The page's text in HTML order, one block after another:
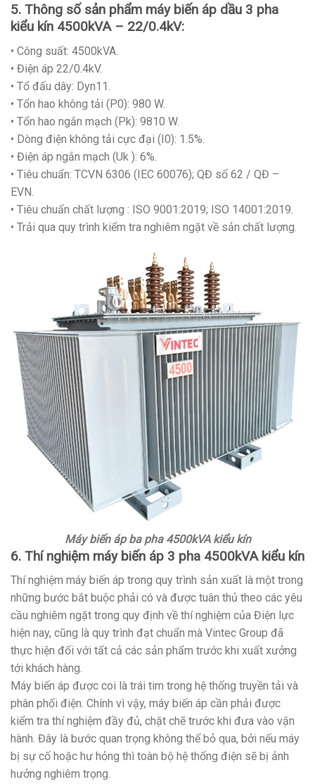
5. Thông số sản phẩm máy biến áp dầu 3 pha
kiểu kín 4500kVA – 22/0.4kV:
• Công suất: 4500kVA.
• Điện áp 22/0.4kV.
• Tổ đấu dây: Dyn11.
• Tổn hao không tải (P0): 980 W.
• Tổn hao ngắn mạch (Pk): 9810 W.
• Dòng điện không tải cực đại (I0): 1.5%.
• Điện áp ngắn mạch (Uk ): 6%.
• Tiêu chuẩn: TCVN 6306 (IEC 60076); QĐ số 62 / QĐ –
EVN.
• Tiêu chuẩn chất lượng : ISO 9001:2019; ISO 14001:2019.
• Trải qua quy trình kiểm tra nghiêm ngặt về sản chất lượng.
Máy biến áp ba pha 4500kVA kiểu kín
6. Thí nghiệm máy biến áp 3 pha 4500kVA kiểu kín
Thí nghiệm máy biến áp trong quy trình sản xuất là một trong
những bước bắt buộc phải có và được tuân thủ theo các yêu
cầu nghiêm ngặt trong quy định về thí nghiệm của Điện lực
hiện nay, cũng là quy trình đạt chuẩn mà Vintec Group đã
thực hiện đối với tất cả các sản phẩm trước khi xuất xưởng
tới khách hàng.
Máy biến áp được coi là trái tim trong hệ thống truyền tải và
phân phối điện. Chính vì vậy, máy biến áp cần phải được
kiểm tra thí nghiệm đầy đủ, chặt chẽ trước khi đưa vào vận
hành. Đây là bước quan trọng không thể bỏ qua, bởi nếu máy
bị sự cố hoặc hư hỏng thì toàn bộ hệ thống điện sẽ bị ảnh
hưởng nghiêm trọng.